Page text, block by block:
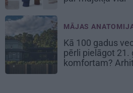
MĀJAS
Kā 100 gadus
pērli pielāgot 21.
komfortam?